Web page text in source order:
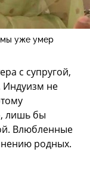
уже умер
с супругой,
Индуизм не
лишь бы
Влюбленные
родных.